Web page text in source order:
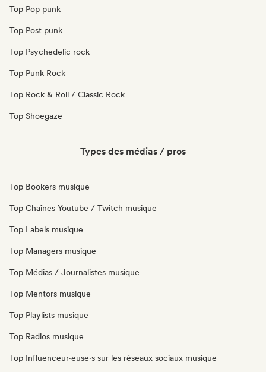
Top Pop punk
Top Post punk
Top Psychedelic rock
Top Punk Rock
Top Rock & Roll / Classic Rock
Top Shoegaze
Types des médias / pros
Top Bookers musique
Top Chaînes Youtube / Twitch musique
Top Labels musique
Top Managers musique
Top Médias / Journalistes musique
Top Mentors musique
Top Playlists musique
Top Radios musique
Top Influenceur·euse·s sur les réseaux sociaux musique